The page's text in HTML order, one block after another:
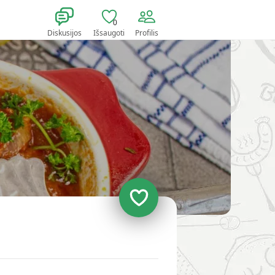
Diskusijos
0
Išsaugoti Profilis